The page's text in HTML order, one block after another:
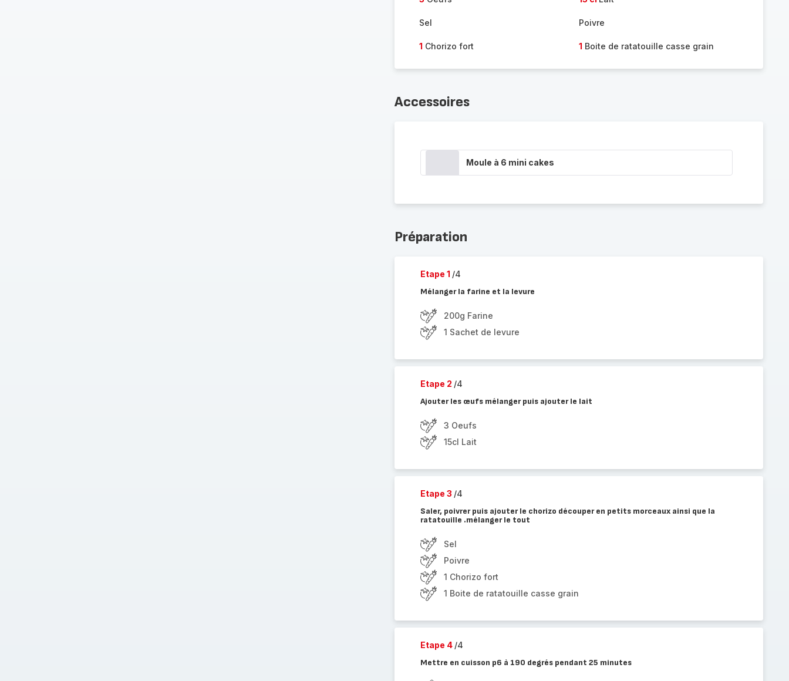
Sel Poivre
1 Chorizo fort 1 Boite de ratatouille casse grain
Accessoires
Moule à 6 mini cakes
Préparation
Etape 1 /4
Mélanger la farine et la levure
200g Farine
1 Sachet de levure
Etape 2 /4
Ajouter les œufs mélanger puis ajouter le lait
3 Oeufs
15cl Lait
Etape 3 /4
Saler, poivrer puis ajouter le chorizo découper en petits morceaux ainsi que la
ratatouille .mélanger le tout
Sel
Poivre
1 Chorizo fort
1 Boite de ratatouille casse grain
Etape 4 /4
Mettre en cuisson p6 à 190 degrés pendant 25 minutes